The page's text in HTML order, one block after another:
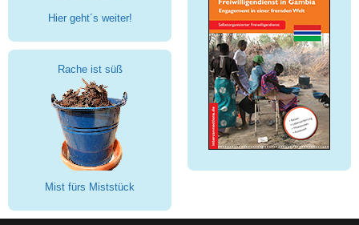
Hier geht´s weiter!
Rache ist süß
Mist fürs Miststück